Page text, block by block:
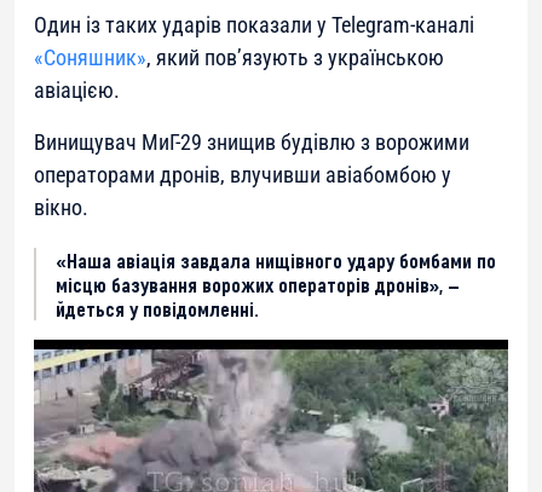
Один із таких ударів показали у Telegram-каналі
«Соняшник», який пов’язують з українською
авіацією.
Винищувач МиГ-29 знищив будівлю з ворожими
операторами дронів, влучивши авіабомбою у
вікно.
«Наша авіація завдала нищівного удару бомбами по
місцю базування ворожих операторів дронів», —
йдеться у повідомленні.